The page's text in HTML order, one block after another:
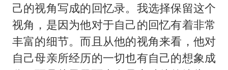
己的视角写成的回忆录。我选择保留这个
视角，是因为他对于自己的回忆有着非常
丰富的细节。而且从他的视角来看，他对
自己母亲所经历的一切也有自己的想象成